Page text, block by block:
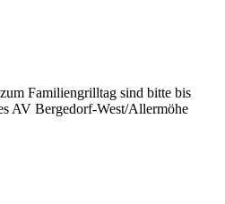
Familiengrilltag sind bitte bis
AV Bergedorf-West/Allermöhe